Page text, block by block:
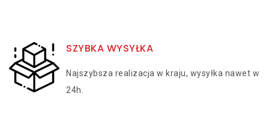
SZYBKA WYSYŁKA
Najszybsza realizacja w kraju, wysyłka nawet w
24h.